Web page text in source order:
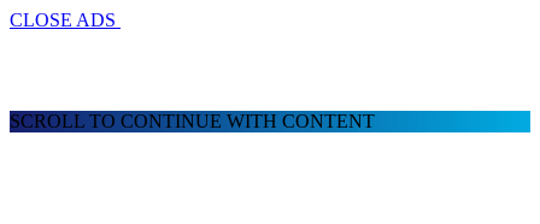
CLOSE ADS
SCROLL TO CONTINUE WITH CONTENT